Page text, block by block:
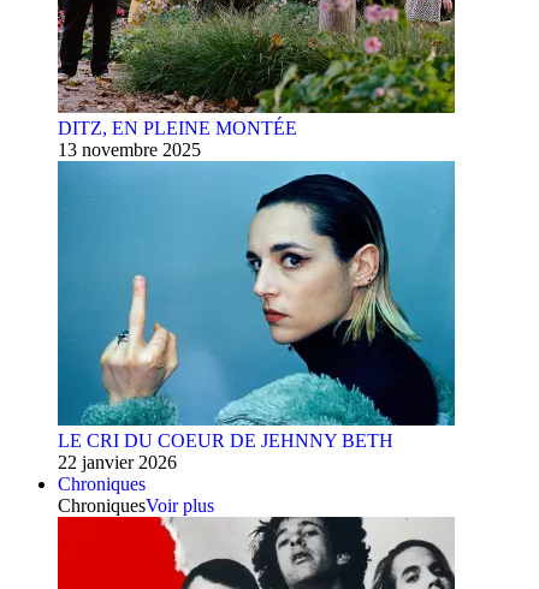
DITZ, EN PLEINE MONTÉE
13 novembre 2025
LE CRI DU COEUR DE JEHNNY BETH
22 janvier 2026
Chroniques
ChroniquesVoir plus